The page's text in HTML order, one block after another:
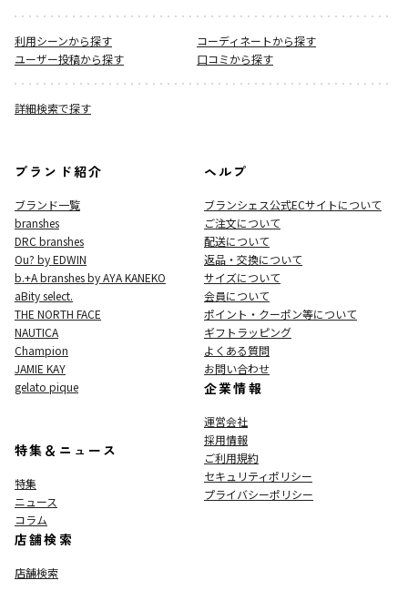
利用シーンから探す
コーディネートから探す
ユーザー投稿から探す
口コミから探す
詳細検索で探す
ブランド紹介
ブランド一覧
branshes
DRC branshes
Ou? by EDWIN
b.+A branshes by AYA KANEKO
aBity select.
THE NORTH FACE
NAUTICA
Champion
JAMIE KAY
gelato pique
特集＆ニュース
特集
ニュース
コラム
店舗検索
店舗検索
ヘルプ
ブランシェス公式ECサイトについて
ご注文について
配送について
返品・交換について
サイズについて
会員について
ポイント・クーポン等について
ギフトラッピング
よくある質問
お問い合わせ
企業情報
運営会社
採用情報
ご利用規約
セキュリティポリシー
プライバシーポリシー